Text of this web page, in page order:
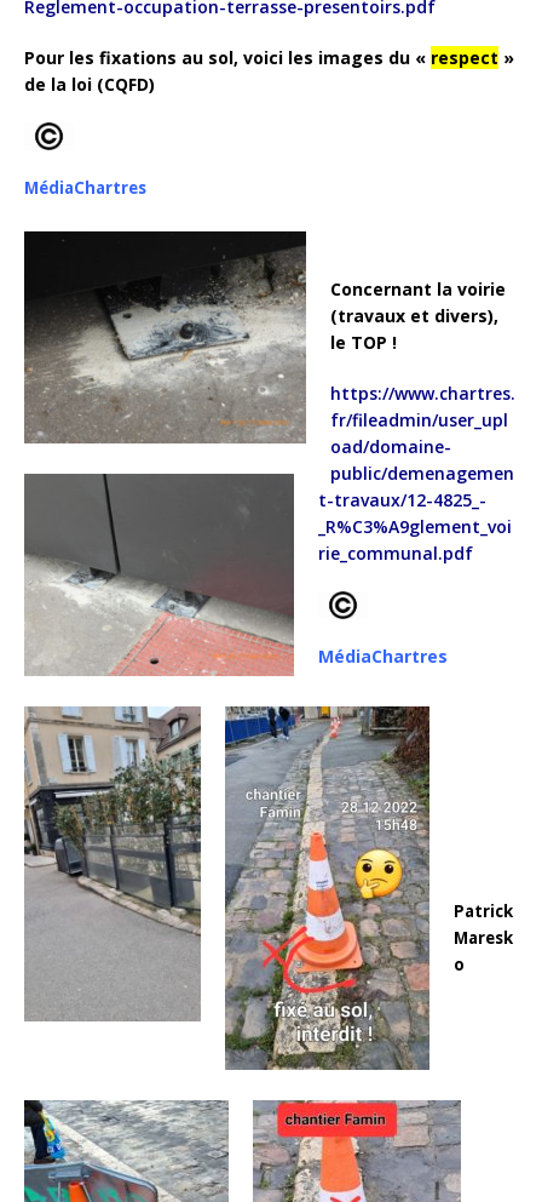
Reglement-occupation-terrasse-presentoirs.pdf
Pour les fixations au sol, voici les images du « respect »
de la loi (CQFD)
MédiaChartres
Concernant la voirie
(travaux et divers),
le TOP !
https://www.chartres.
fr/fileadmin/user_upl
oad/domaine-
public/demenagemen
t-travaux/12-4825_-
_R%C3%A9glement_voi
rie_communal.pdf
MédiaChartres
Patrick
Maresk
o